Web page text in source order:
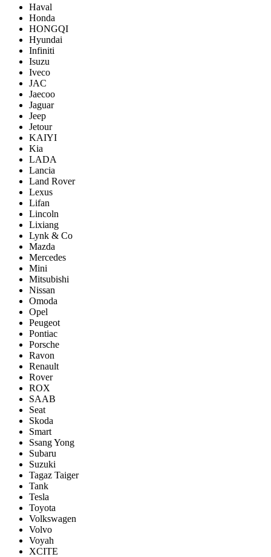
Haval
Honda
HONGQI
Hyundai
Infiniti
Isuzu
Iveco
JAC
Jaecoo
Jaguar
Jeep
Jetour
KAIYI
Kia
LADA
Lancia
Land Rover
Lexus
Lifan
Lincoln
Lixiang
Lynk & Co
Mazda
Mercedes
Mini
Mitsubishi
Nissan
Omoda
Opel
Peugeot
Pontiac
Porsсhe
Ravon
Renault
Rover
ROX
SAAB
Seat
Skoda
Smart
Ssang Yong
Subaru
Suzuki
Tagaz Taiger
Tank
Tesla
Toyota
Volkswagen
Volvo
Voyah
XCITE